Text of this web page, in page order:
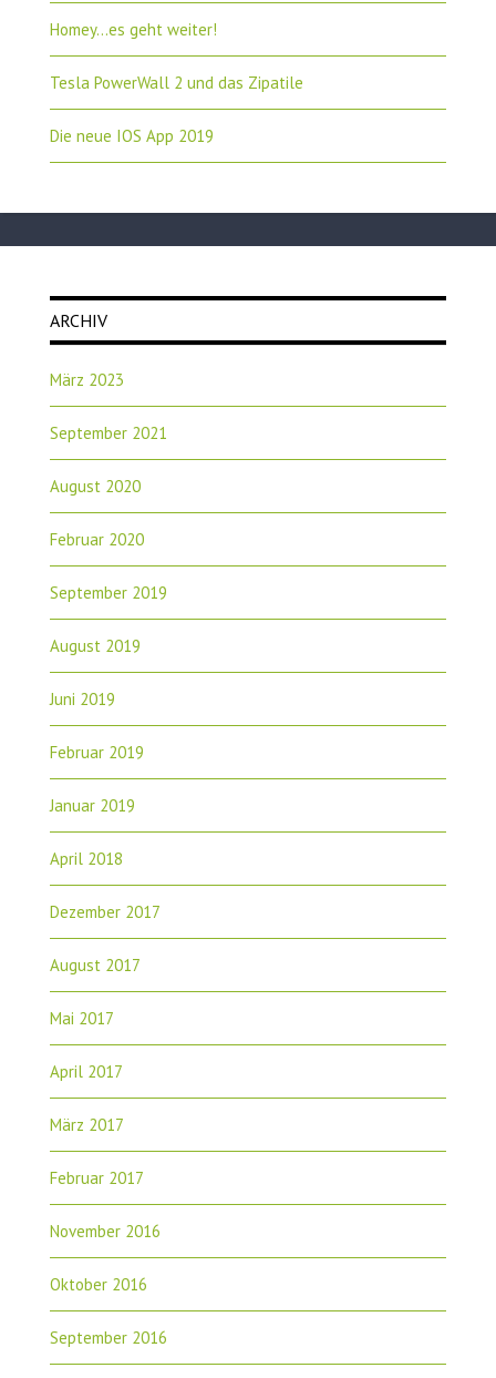
Homey…es geht weiter!
Tesla PowerWall 2 und das Zipatile
Die neue IOS App 2019
ARCHIV
März 2023
September 2021
August 2020
Februar 2020
September 2019
August 2019
Juni 2019
Februar 2019
Januar 2019
April 2018
Dezember 2017
August 2017
Mai 2017
April 2017
März 2017
Februar 2017
November 2016
Oktober 2016
September 2016